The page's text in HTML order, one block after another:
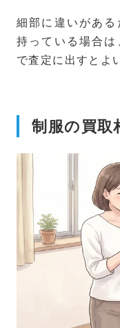
細部に違いがあ
持っている場合
で査定に出すとよ
制服の買取